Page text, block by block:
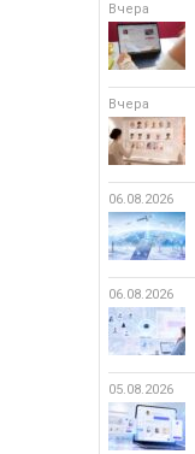
Вчера
Вчера
06.08.2026
06.08.2026
05.08.2026